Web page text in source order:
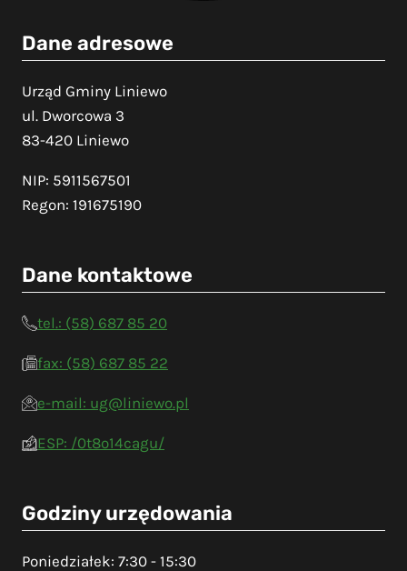
Dane adresowe
Urząd Gminy Liniewo
ul. Dworcowa 3
83-420 Liniewo
NIP: 5911567501
Regon: 191675190
Dane kontaktowe
tel.: (58) 687 85 20
fax: (58) 687 85 22
e-mail: ug@liniewo.pl
ESP: /0t8o14cagu/
Godziny urzędowania
Poniedziałek: 7:30 - 15:30